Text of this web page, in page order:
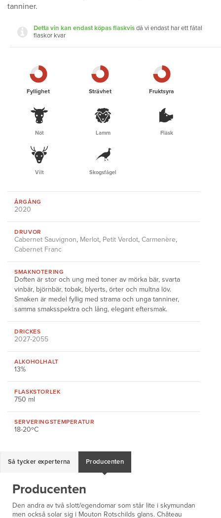
tanniner.
Detta vin kan endast köpas flaskvisdå vi endast har ett fåtal
flaskor kvar
Fyllighet Strävhet Fruktsyra
Nöt Lamm Fläsk
Vilt Skogsfågel
ÅRGÅNG
2020
DRUVOR
Cabernet Sauvignon, Merlot, Petit Verdot, Carmenère,
Cabernet Franc
SMAKNOTERING
Doften är stor och ung med toner av mörka bär, svarta
vinbär, björnbär, tobak, blyerts, örter och multna löv.
Smaken är medel fyllig med strama och unga tanniner,
samma smaksspektra och lång, elegant eftersmak.
DRICKES
2027-2055
ALKOHOLHALT
13%
FLASKSTORLEK
750 ml
SERVERINGSTEMPERATUR
18-20ºC
Så tycker experterna Producenten
Producenten
Den andra av två slott/egendomar som står lite i skymundan
men också solar sig i Mouton Rotschilds glans. Château